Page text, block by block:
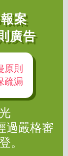
案
廣告
原則
疏漏
過嚴格審
。